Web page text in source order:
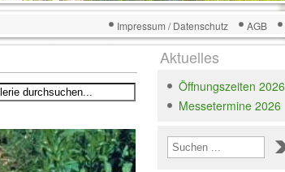
Impressum / Datenschutz AGB
Aktuelles
Öffnungszeiten 2026
Messetermine 2026